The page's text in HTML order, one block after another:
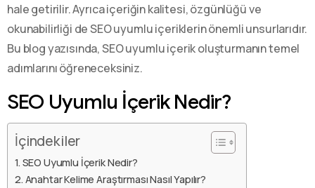
hale getirilir. Ayrıca içeriğin kalitesi, özgünlüğü ve
okunabilirliği de SEO uyumlu içeriklerin önemli unsurlarıdır.
Bu blog yazısında, SEO uyumlu içerik oluşturmanın temel
adımlarını öğreneceksiniz.
SEO Uyumlu İçerik Nedir?
İçindekiler
SEO Uyumlu İçerik Nedir?
Anahtar Kelime Araştırması Nasıl Yapılır?